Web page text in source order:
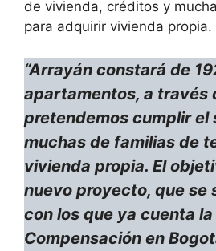
de vivienda, créditos y
para adquirir vivienda propia.
“Arrayán constará de
apartamentos, a través
pretendemos cumplir el
muchas de familias de
vivienda propia. El
nuevo proyecto, que se
con los que ya cuenta
Compensación en